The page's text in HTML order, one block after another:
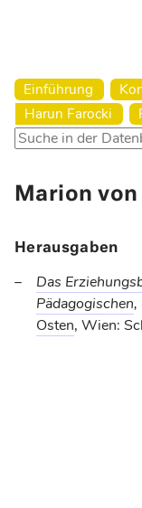
Einführung
Harun Farocki
Marion
Herausgaben
Das
Pädagogischen,
Osten, Wien: